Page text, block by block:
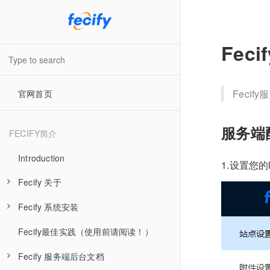
官网首页
FECIFY简介
Introduction
Fecify 关于
Fecify 系统介绍
Fecify 视频教学
Fecify 最新发布
Fecify 系统安装
Fecify 准备工作
Fecify 环境配置-手动
Fecify最佳实践（使用前请阅读！）
Fecify 服务端后台文档
Fecify
服务端
1.设置您